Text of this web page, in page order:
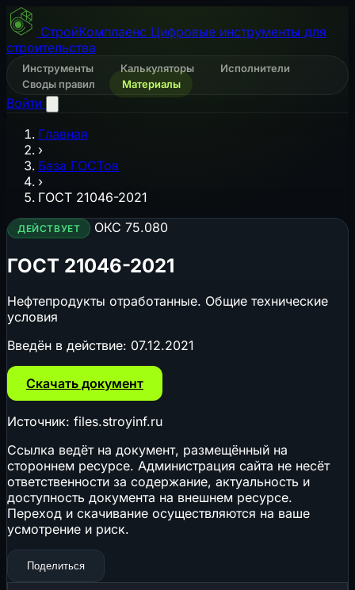
СтройКомплаенс Цифровые инструменты для
строительства
Инструменты Калькуляторы
Исполнители
Своды правил
Материалы
Войти
Главная
›
База ГОСТов
›
ГОСТ 21046-2021
ДЕЙСТВУЕТ ОКС 75.080
ГОСТ 21046-2021
Нефтепродукты отработанные. Общие технические
условия
Введён в действие: 07.12.2021
Скачать документ
Источник: files.stroyinf.ru
Ссылка ведёт на документ, размещённый на
стороннем ресурсе. Администрация сайта не несёт
ответственности за содержание, актуальность и
доступность документа на внешнем ресурсе.
Переход и скачивание осуществляются на ваше
усмотрение и риск.
Поделиться